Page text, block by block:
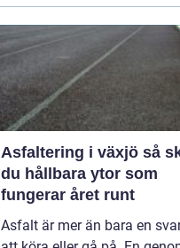
Asfaltering i växjö så skapar
du hållbara ytor som
fungerar året runt
Asfalt är mer än bara en